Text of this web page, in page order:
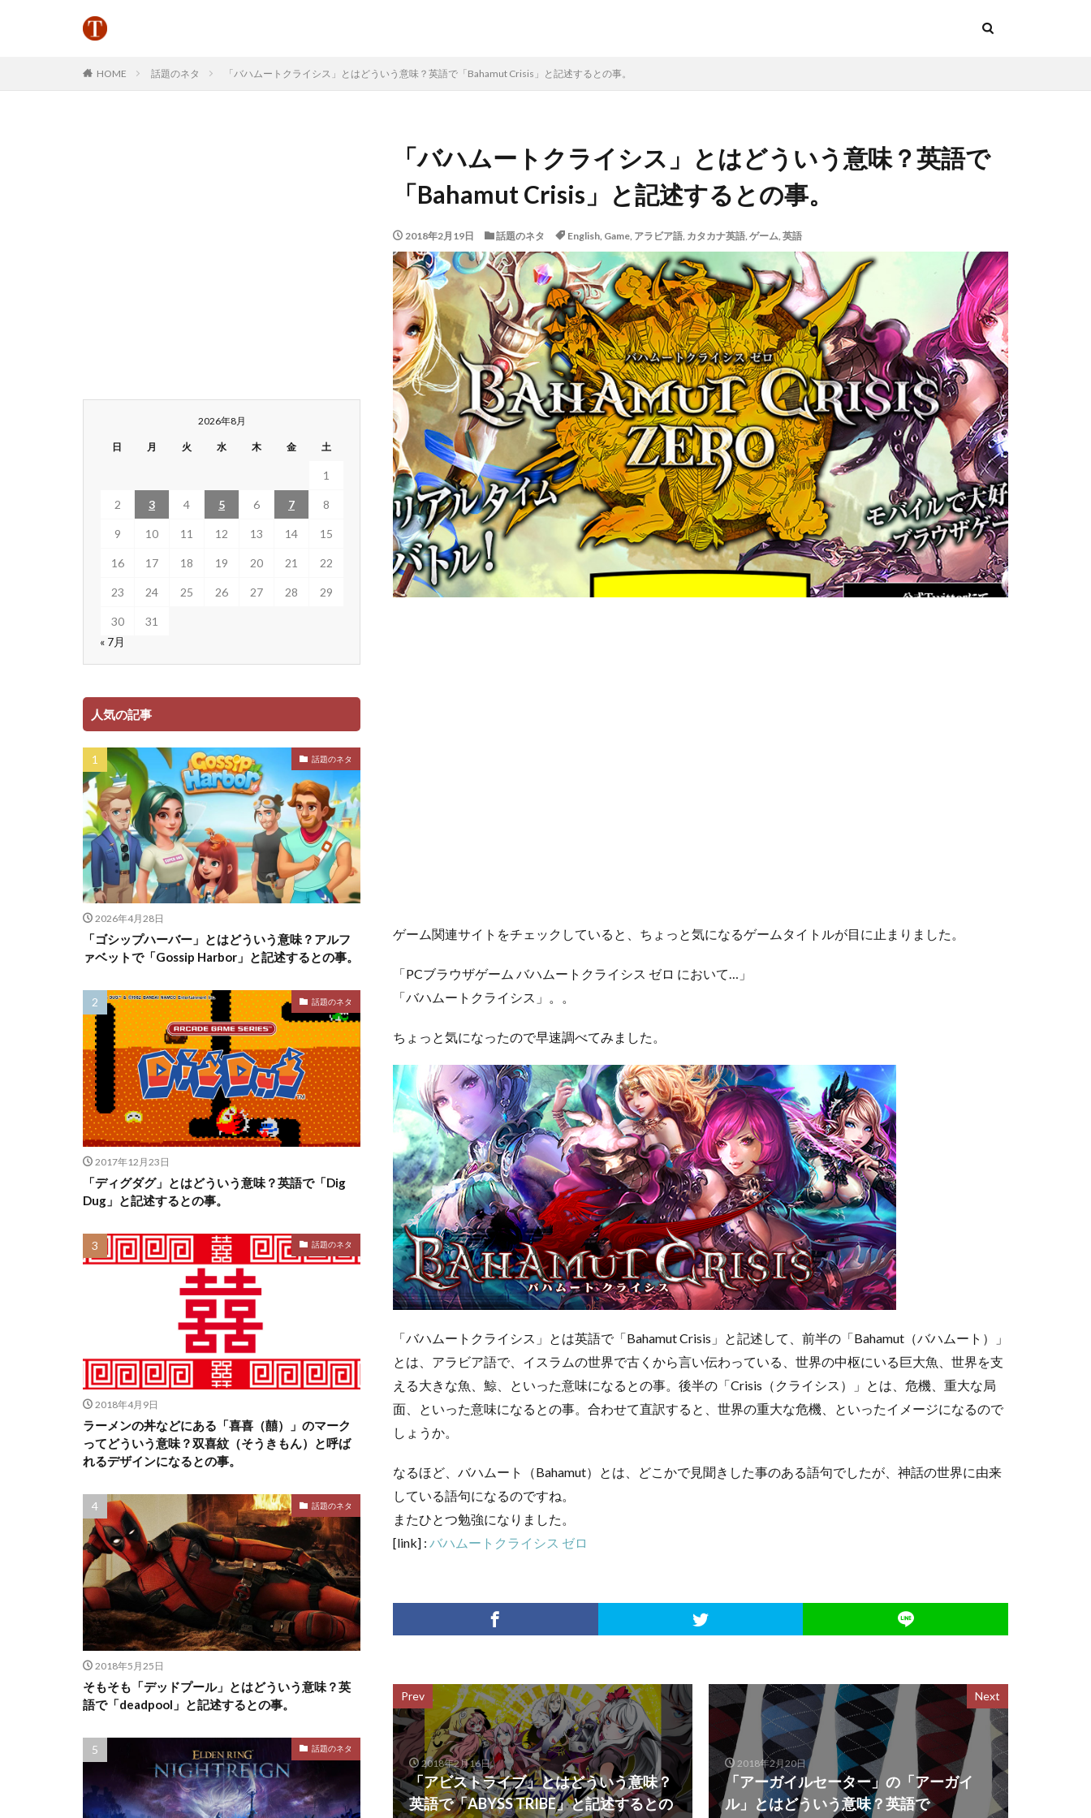
HOME 話題のネタ 「バハムートクライシス」とはどういう意味？英語で「Bahamut Crisis」と記述するとの事。
「バハムートクライシス」とはどういう意味？英語で
「Bahamut Crisis」と記述するとの事。
2018年2月19日 話題のネタ English, Game, アラビア語, カタカナ英語, ゲーム, 英語
ゲーム関連サイトをチェックしていると、ちょっと気になるゲームタイトルが目に止まりました。
「PCブラウザゲーム バハムートクライシス ゼロ において…」
「バハムートクライシス」。。
ちょっと気になったので早速調べてみました。
「バハムートクライシス」とは英語で「Bahamut Crisis」と記述して、前半の「Bahamut（バハムート）」
とは、アラビア語で、イスラムの世界で古くから言い伝わっている、世界の中枢にいる巨大魚、世界を支
える大きな魚、鯨、といった意味になるとの事。後半の「Crisis（クライシス）」とは、危機、重大な局
面、といった意味になるとの事。合わせて直訳すると、世界の重大な危機、といったイメージになるので
しょうか。
なるほど、バハムート（Bahamut）とは、どこかで見聞きした事のある語句でしたが、神話の世界に由来
している語句になるのですね。
またひとつ勉強になりました。
[link] : バハムートクライシス ゼロ
Prev
2018年2月16日
「アビストライブ」とはどういう意味？
英語で「ABYSS TRIBE」と記述するとの
Next
2018年2月20日
「アーガイルセーター」の「アーガイ
ル」とはどういう意味？英語で
2026年8月
日 月 火 水 木 金 土
1
2 3 4 5 6 7 8
9 10 11 12 13 14 15
16 17 18 19 20 21 22
23 24 25 26 27 28 29
30
31
« 7月
人気の記事
話題のネタ
2026年4月28日
「ゴシップハーバー」とはどういう意味？アルフ
ァベットで「Gossip Harbor」と記述するとの事。
話題のネタ
2017年12月23日
「ディグダグ」とはどういう意味？英語で「Dig
Dug」と記述するとの事。
話題のネタ
2018年4月9日
ラーメンの丼などにある「喜喜（囍）」のマーク
ってどういう意味？双喜紋（そうきもん）と呼ば
れるデザインになるとの事。
話題のネタ
2018年5月25日
そもそも「デッドプール」とはどういう意味？英
語で「deadpool」と記述するとの事。
話題のネタ